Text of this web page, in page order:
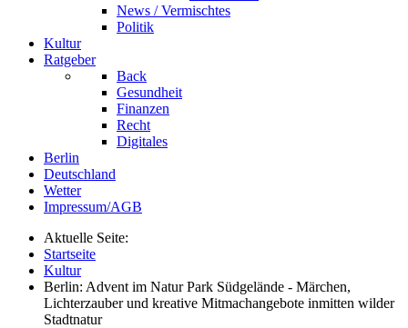
News / Vermischtes
Politik
Kultur
Ratgeber
Back
Gesundheit
Finanzen
Recht
Digitales
Berlin
Deutschland
Wetter
Impressum/AGB
Aktuelle Seite:
Startseite
Kultur
Berlin: Advent im Natur Park Südgelände - Märchen,
Lichterzauber und kreative Mitmachangebote inmitten wilder
Stadtnatur